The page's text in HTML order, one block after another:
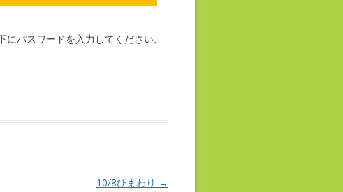
パスワードを入力してください。
10/8ひまわり →